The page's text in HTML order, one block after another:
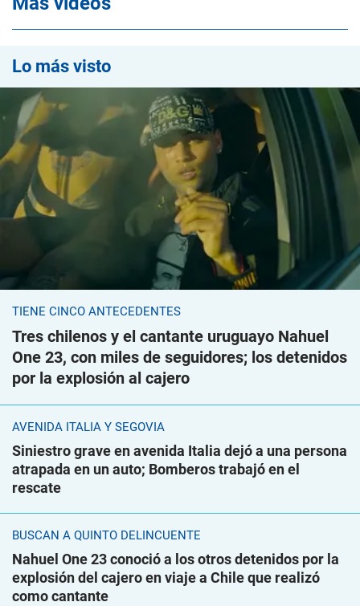
Lo más visto
TIENE CINCO ANTECEDENTES
Tres chilenos y el cantante uruguayo Nahuel
One 23, con miles de seguidores; los detenidos
por la explosión al cajero
AVENIDA ITALIA Y SEGOVIA
Siniestro grave en avenida Italia dejó a una persona
atrapada en un auto; Bomberos trabajó en el
rescate
BUSCAN A QUINTO DELINCUENTE
Nahuel One 23 conoció a los otros detenidos por la
explosión del cajero en viaje a Chile que realizó
como cantante